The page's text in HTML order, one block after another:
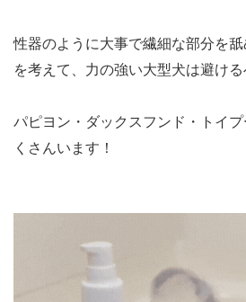
性器のように大事で繊細な部分を
を考えて、力の強い大型犬は避ける
パピヨン・ダックスフンド・トイ
くさんいます！